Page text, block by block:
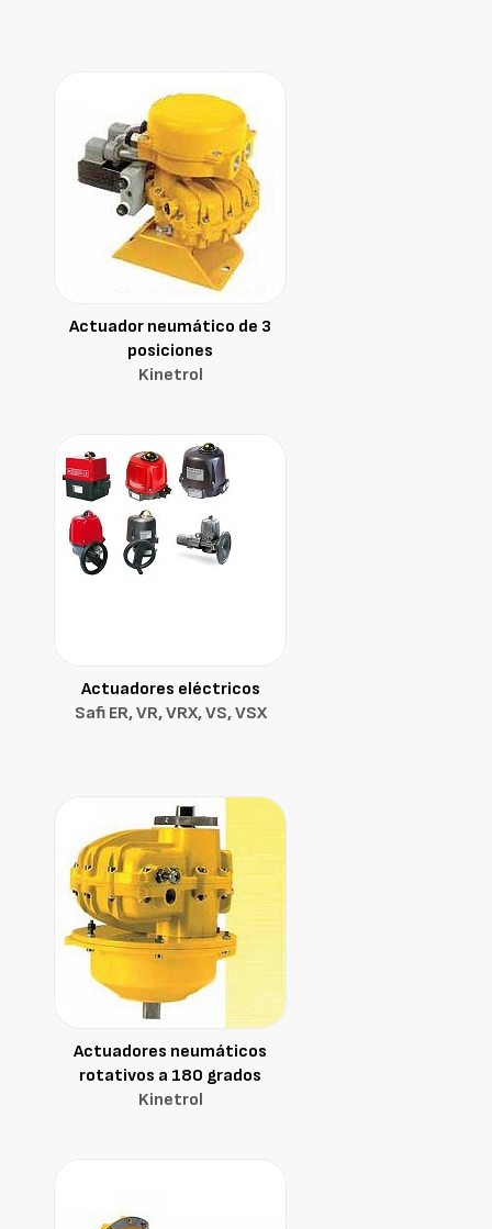
Actuador neumático de 3
posiciones
Kinetrol
Actuadores eléctricos
Safi ER, VR, VRX, VS, VSX
Actuadores neumáticos
rotativos a 180 grados
Kinetrol